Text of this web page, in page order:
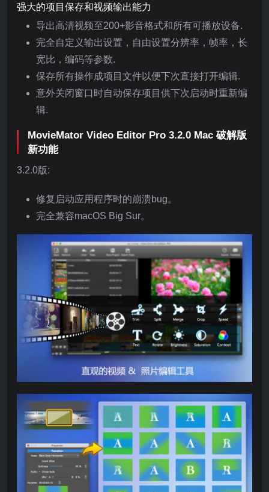
强大的项目保存和视频输出能力
导出高清视频至200+影音格式和所有可播放设备.
完全自定义输出设置，自由设置分辨率，帧率，长
宽比，编码等参数.
保存所有操作成项目文件以便下次直接打开编辑.
意外关闭窗口时自动保存项目供下次启动时重新编
辑.
MovieMator Video Editor Pro 3.2.0 Mac 破解版
新功能
3.2.0版:
修复启动应用程序时的崩溃bug。
完全兼容macOS Big Sur。